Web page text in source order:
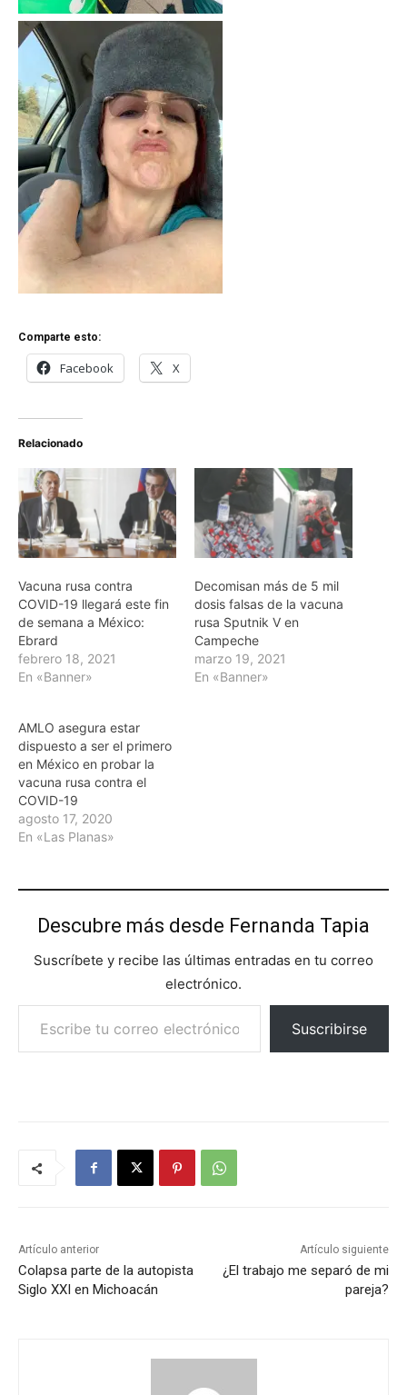
Comparte esto:
Facebook X
Relacionado
Vacuna rusa contra
COVID-19 llegará este fin
de semana a México:
Ebrard
febrero 18, 2021
En «Banner»
Decomisan más de 5 mil
dosis falsas de la vacuna
rusa Sputnik V en
Campeche
marzo 19, 2021
En «Banner»
AMLO asegura estar
dispuesto a ser el primero
en México en probar la
vacuna rusa contra el
COVID-19
agosto 17, 2020
En «Las Planas»
Descubre más desde Fernanda Tapia
Suscríbete y recibe las últimas entradas en tu correo
electrónico.
Escribe tu correo electrónico…
Suscribirse
Artículo anterior
Colapsa parte de la autopista
Siglo XXI en Michoacán
Artículo siguiente
¿El trabajo me separó de mi
pareja?